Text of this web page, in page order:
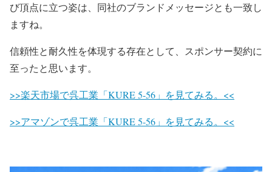
び頂点に立つ姿は、同社のブランドメッセージとも一致し
ますね。
信頼性と耐久性を体現する存在として、スポンサー契約に
至ったと思います。
>>楽天市場で呉工業「KURE 5-56」を見てみる。<<
>>アマゾンで呉工業「KURE 5-56」を見てみる。<<